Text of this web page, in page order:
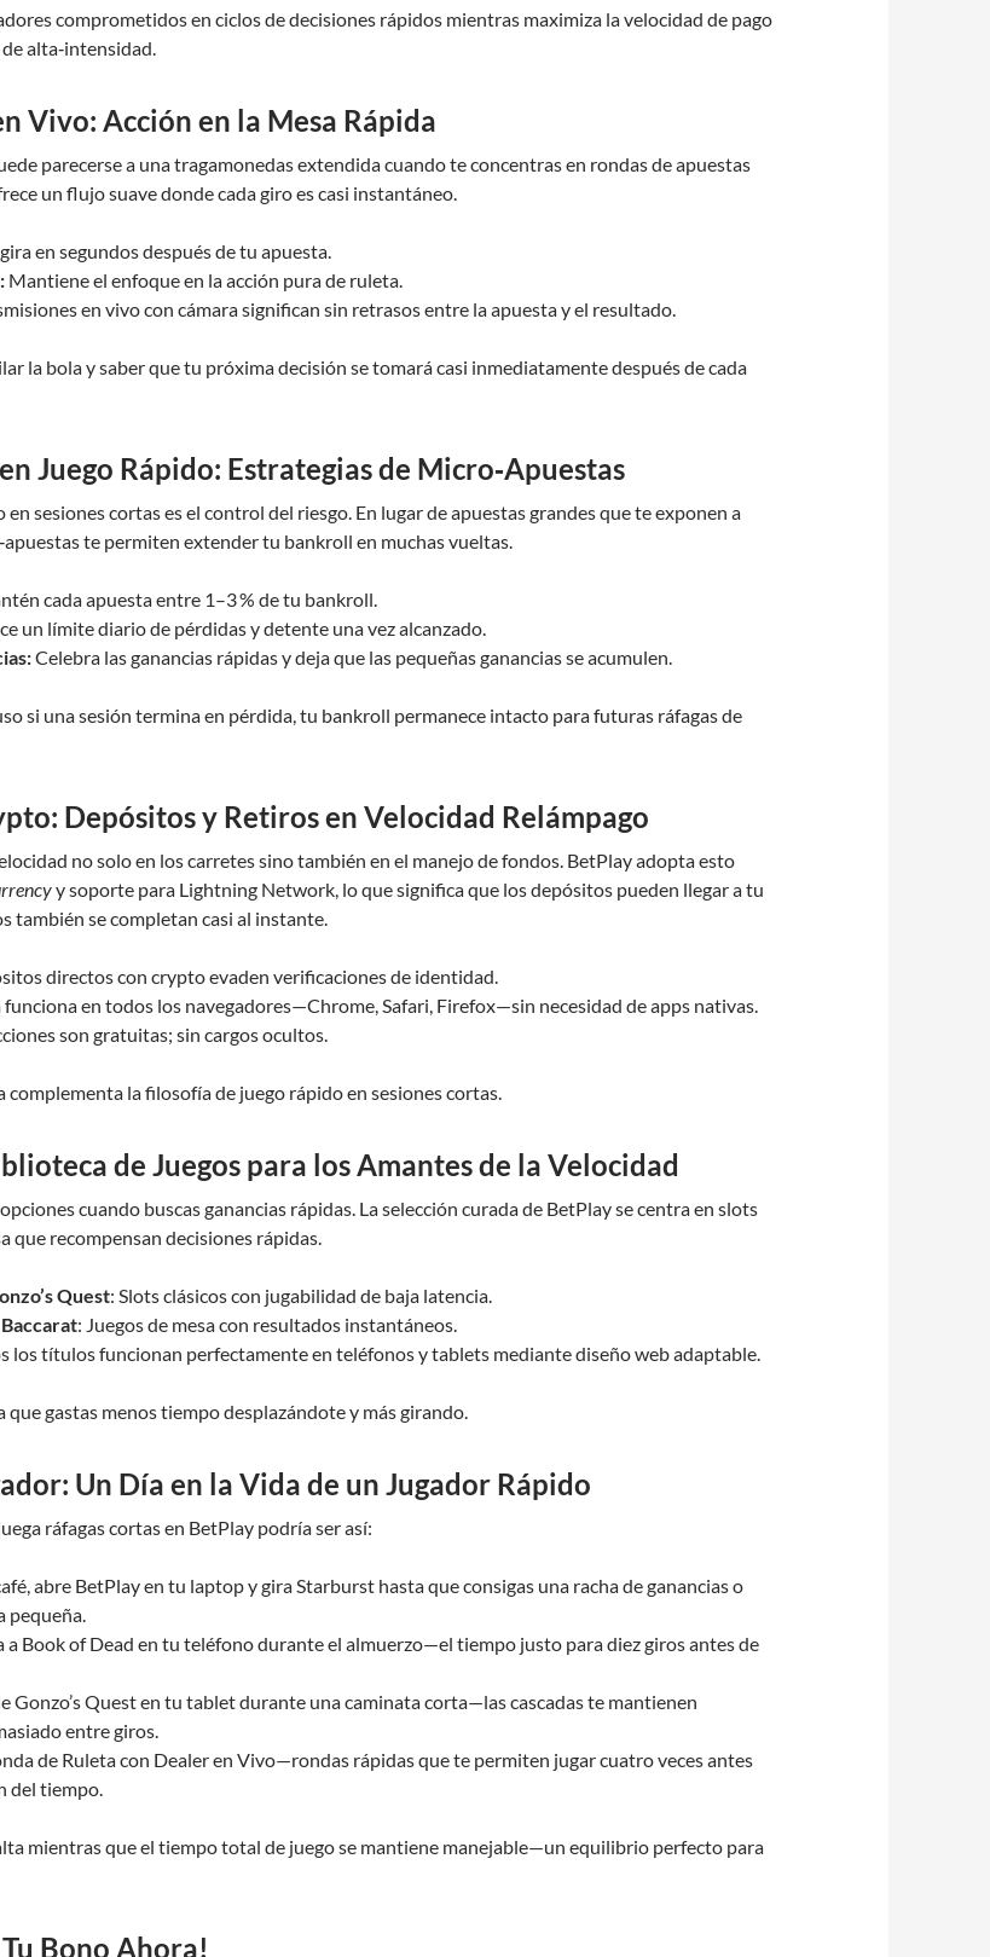
comprometidos en ciclos de decisiones rápidos mientras maximiza la velocidad de pago
alta‑intensidad.
Vivo: Acción en la Mesa Rápida
parecerse a una tragamonedas extendida cuando te concentras en rondas de apuestas
un flujo suave donde cada giro es casi instantáneo.
en segundos después de tu apuesta.
Mantiene el enfoque en la acción pura de ruleta.
en vivo con cámara significan sin retrasos entre la apuesta y el resultado.
la bola y saber que tu próxima decisión se tomará casi inmediatamente después de cada
Juego Rápido: Estrategias de Micro‑Apuestas
sesiones cortas es el control del riesgo. En lugar de apuestas grandes que te exponen a
te permiten extender tu bankroll en muchas vueltas.
cada apuesta entre 1–3 % de tu bankroll.
un límite diario de pérdidas y detente una vez alcanzado.
Celebra las ganancias rápidas y deja que las pequeñas ganancias se acumulen.
si una sesión termina en pérdida, tu bankroll permanece intacto para futuras ráfagas de
Depósitos y Retiros en Velocidad Relámpago
no solo en los carretes sino también en el manejo de fondos. BetPlay adopta esto
y soporte para Lightning Network, lo que significa que los depósitos pueden llegar a tu
también se completan casi al instante.
directos con crypto evaden verificaciones de identidad.
en todos los navegadores—Chrome, Safari, Firefox—sin necesidad de apps nativas.
son gratuitas; sin cargos ocultos.
complementa la filosofía de juego rápido en sesiones cortas.
de Juegos para los Amantes de la Velocidad
cuando buscas ganancias rápidas. La selección curada de BetPlay se centra en slots
que recompensan decisiones rápidas.
Quest: Slots clásicos con jugabilidad de baja latencia.
Baccarat: Juegos de mesa con resultados instantáneos.
los títulos funcionan perfectamente en teléfonos y tablets mediante diseño web adaptable.
gastas menos tiempo desplazándote y más girando.
Un Día en la Vida de un Jugador Rápido
ráfagas cortas en BetPlay podría ser así:
abre BetPlay en tu laptop y gira Starburst hasta que consigas una racha de ganancias o
pequeña.
a Book of Dead en tu teléfono durante el almuerzo—el tiempo justo para diez giros antes de
Gonzo’s Quest en tu tablet durante una caminata corta—las cascadas te mantienen
entre giros.
de Ruleta con Dealer en Vivo—rondas rápidas que te permiten jugar cuatro veces antes
del tiempo.
mientras que el tiempo total de juego se mantiene manejable—un equilibrio perfecto para
Bono Ahora!